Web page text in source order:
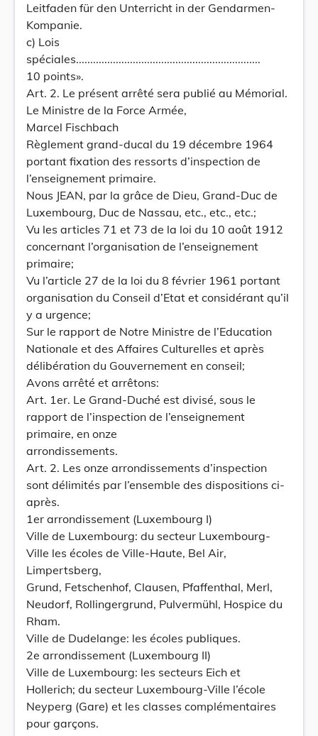
Leitfaden für den Unterricht in der Gendarmen-
Kompanie.
c) Lois
spéciales.................................................................
10 points».
Art. 2. Le présent arrêté sera publié au Mémorial.
Le Ministre de la Force Armée,
Marcel Fischbach
Règlement grand-ducal du 19 décembre 1964
portant fixation des ressorts d’inspection de
l’enseignement primaire.
Nous JEAN, par la grâce de Dieu, Grand-Duc de
Luxembourg, Duc de Nassau, etc., etc., etc.;
Vu les articles 71 et 73 de la loi du 10 août 1912
concernant l’organisation de l’enseignement
primaire;
Vu l’article 27 de la loi du 8 février 1961 portant
organisation du Conseil d’Etat et considérant qu’il
y a urgence;
Sur le rapport de Notre Ministre de l’Education
Nationale et des Affaires Culturelles et après
délibération du Gouvernement en conseil;
Avons arrêté et arrêtons:
Art. 1er. Le Grand-Duché est divisé, sous le
rapport de l’inspection de l’enseignement
primaire, en onze
arrondissements.
Art. 2. Les onze arrondissements d’inspection
sont délimités par l’ensemble des dispositions ci-
après.
1er arrondissement (Luxembourg I)
Ville de Luxembourg: du secteur Luxembourg-
Ville les écoles de Ville-Haute, Bel Air,
Limpertsberg,
Grund, Fetschenhof, Clausen, Pfaffenthal, Merl,
Neudorf, Rollingergrund, Pulvermühl, Hospice du
Rham.
Ville de Dudelange: les écoles publiques.
2e arrondissement (Luxembourg II)
Ville de Luxembourg: les secteurs Eich et
Hollerich; du secteur Luxembourg-Ville l’école
Neyperg (Gare) et les classes complémentaires
pour garçons.